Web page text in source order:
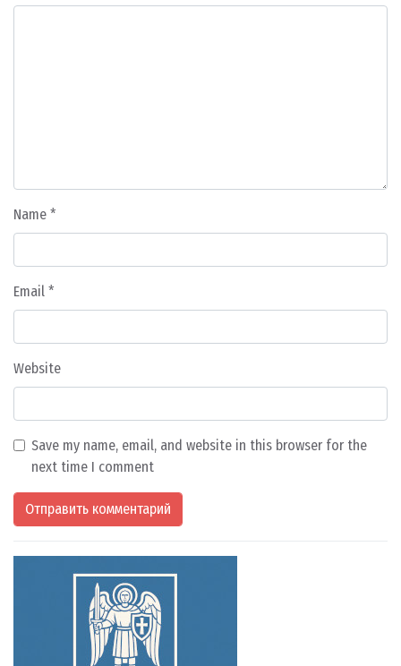
Name *
Email *
Website
Save my name, email, and website in this browser for the
next time I comment